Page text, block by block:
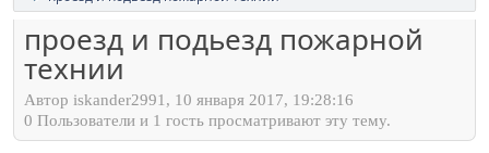
проезд и подьезд пожарной
технии
Автор iskander2991, 10 января 2017, 19:28:16
0 Пользователи и 1 гость просматривают эту тему.